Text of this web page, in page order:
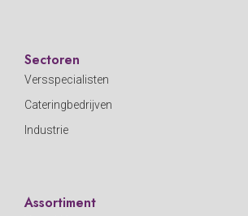
Sectoren
Versspecialisten
Cateringbedrijven
Industrie
Assortiment